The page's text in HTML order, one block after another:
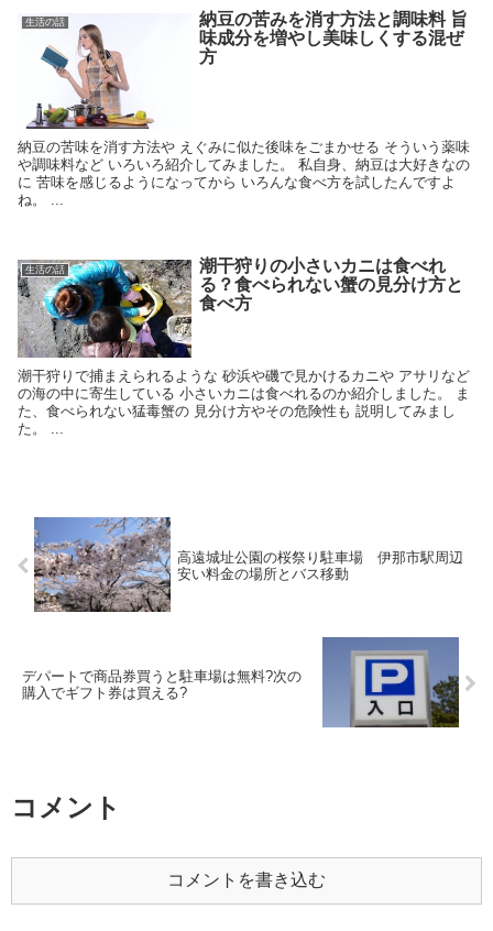
生活の話
納豆の苦みを消す方法と調味料 旨
味成分を増やし美味しくする混ぜ
方
納豆の苦味を消す方法や えぐみに似た後味をごまかせる そういう薬味
や調味料など いろいろ紹介してみました。 私自身、納豆は大好きなの
に 苦味を感じるようになってから いろんな食べ方を試したんですよ
ね。 ...
生活の話
潮干狩りの小さいカニは食べれ
る？食べられない蟹の見分け方と
食べ方
潮干狩りで捕まえられるような 砂浜や磯で見かけるカニや アサリなど
の海の中に寄生している 小さいカニは食べれるのか紹介しました。 ま
た、食べられない猛毒蟹の 見分け方やその危険性も 説明してみまし
た。 ...
高遠城址公園の桜祭り駐車場 伊那市駅周辺
安い料金の場所とバス移動
デパートで商品券買うと駐車場は無料?次の
購入でギフト券は買える?
コメント
コメントを書き込む